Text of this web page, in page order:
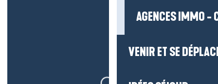
AGENCES IMMO -
VENIR ET SE